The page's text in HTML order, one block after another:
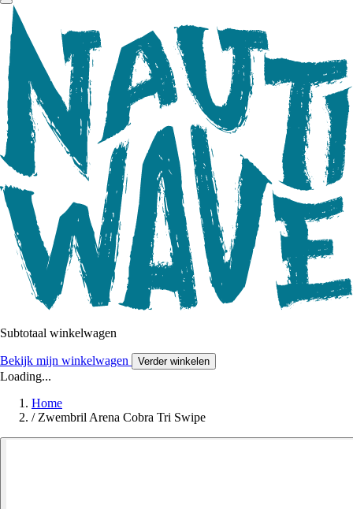
Subtotaal winkelwagen
Bekijk mijn winkelwagen Verder winkelen
Loading...
Home
/ Zwembril Arena Cobra Tri Swipe